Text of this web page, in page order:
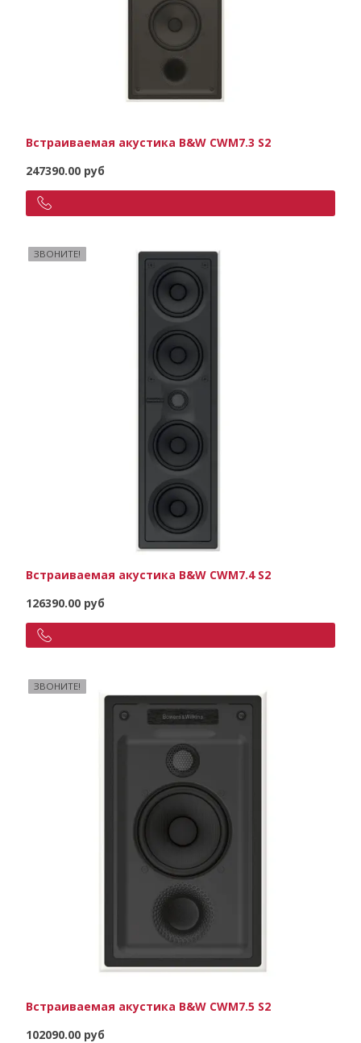
Встраиваемая акустика B&W CWM7.3 S2
247390.00 руб
ЗВОНИТЕ!
Встраиваемая акустика B&W CWM7.4 S2
126390.00 руб
ЗВОНИТЕ!
Встраиваемая акустика B&W CWM7.5 S2
102090.00 руб